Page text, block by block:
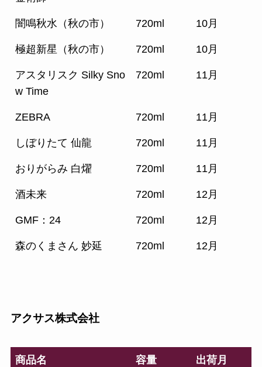
闇鳴秋水（秋の市） 720ml 10月
極超新星（秋の市） 720ml 10月
アスタリスク Silky Sno
w Time
720ml 11月
ZEBRA 720ml 11月
しぼりたて 仙龍 720ml 11月
おりがらみ 白燿 720ml 11月
酒未来 720ml 12月
GMF：24 720ml 12月
森のくまさん 妙延 720ml 12月
アクサス株式会社
商品名 容量 出荷月